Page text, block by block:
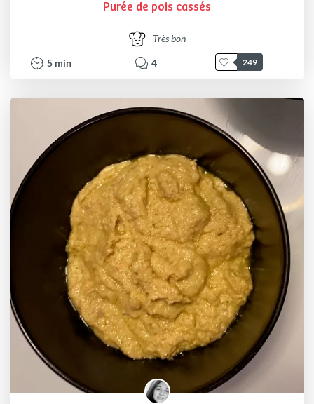
Purée de pois cassés
Très bon
5 min 4 249